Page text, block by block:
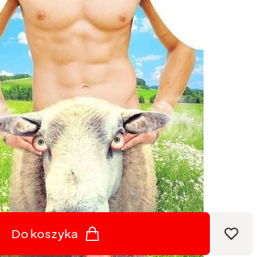
Do koszyka